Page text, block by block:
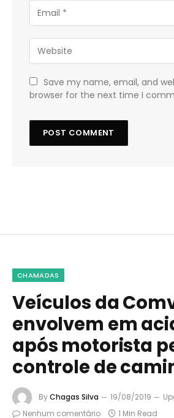
Save my name, email, and
browser for the next time I
CHAMADAS
Veículos da
envolvem em
após motorista
controle de
ByChagas Silva 19/08/2019
Nenhum comentário
1 Min Read